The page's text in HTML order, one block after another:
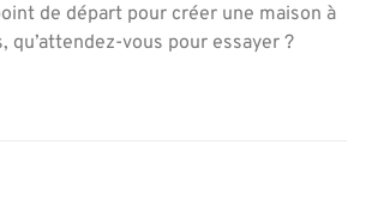
de départ pour créer une maison à
qu’attendez-vous pour essayer ?